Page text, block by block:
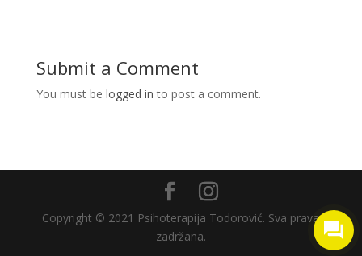
Submit a Comment
You must be logged in to post a comment.
Copyright © 2021 Psihoterapija Todorović. Sva prava
zadržana.